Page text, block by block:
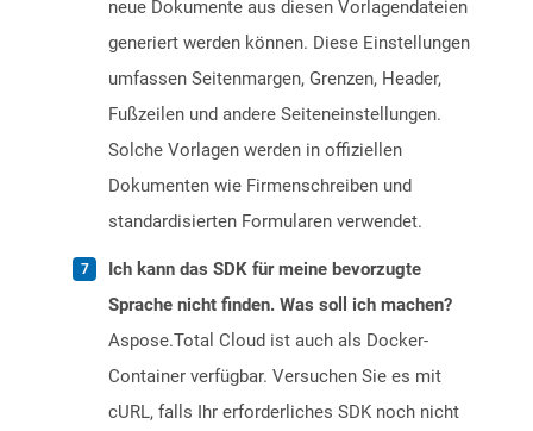
neue Dokumente aus diesen Vorlagendateien
generiert werden können. Diese Einstellungen
umfassen Seitenmargen, Grenzen, Header,
Fußzeilen und andere Seiteneinstellungen.
Solche Vorlagen werden in offiziellen
Dokumenten wie Firmenschreiben und
standardisierten Formularen verwendet.
Ich kann das SDK für meine bevorzugte
Sprache nicht finden. Was soll ich machen?
Aspose.Total Cloud ist auch als Docker-
Container verfügbar. Versuchen Sie es mit
cURL, falls Ihr erforderliches SDK noch nicht